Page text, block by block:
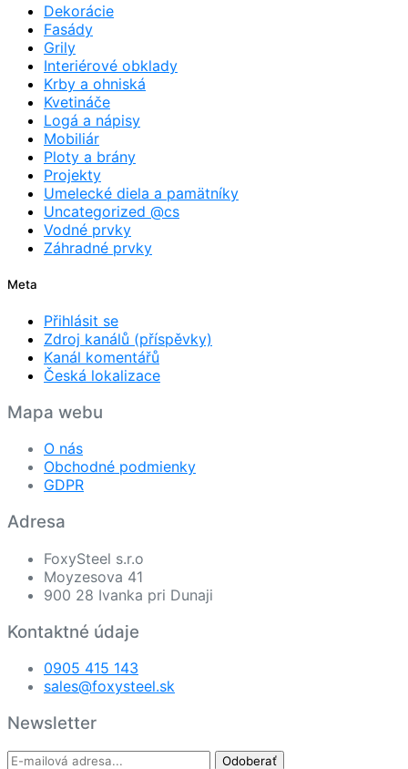
Dekorácie
Fasády
Grily
Interiérové obklady
Krby a ohniská
Kvetináče
Logá a nápisy
Mobiliár
Ploty a brány
Projekty
Umelecké diela a pamätníky
Uncategorized @cs
Vodné prvky
Záhradné prvky
Meta
Přihlásit se
Zdroj kanálů (příspěvky)
Kanál komentářů
Česká lokalizace
Mapa webu
O nás
Obchodné podmienky
GDPR
Adresa
FoxySteel s.r.o
Moyzesova 41
900 28 Ivanka pri Dunaji
Kontaktné údaje
0905 415 143
sales@foxysteel.sk
Newsletter
Odoberať